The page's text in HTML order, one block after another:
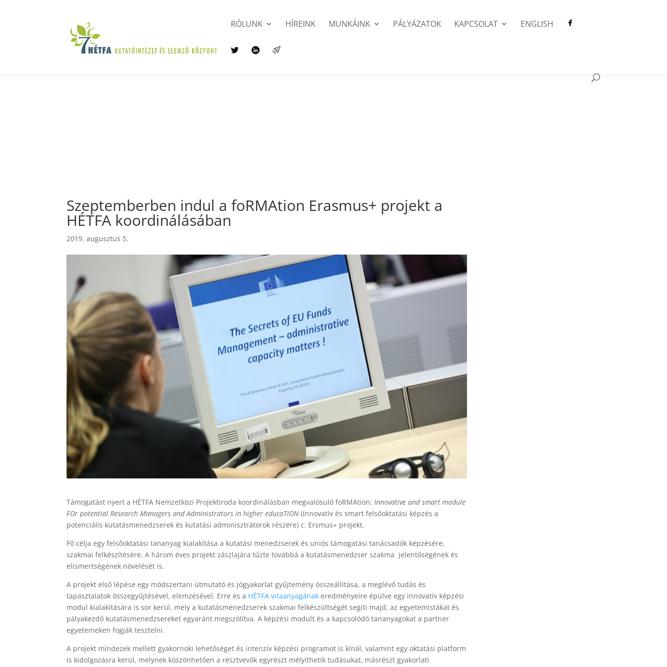
RÓLUNK HÍREINK MUNKÁINK PÁLYÁZATOK KAPCSOLAT ENGLISH
Szeptemberben indul a foRMAtion Erasmus+ projekt a
HÉTFA koordinálásában
2019. augusztus 5.
Támogatást nyert a HÉTFA Nemzetközi Projektiroda koordinálásban megvalósuló foRMAtion:Innovative and smart module
FOr potential Research Managers and Administrators in higher educaTION (Innovatív és smart felsőoktatási képzés a
potenciális kutatásmenedzserek és kutatási adminisztrátorok részére) c. Ersmus+ projekt.
Fő célja egy felsőoktatási tananyag kialakítása a kutatási menedzserek és uniós támogatási tanácsadók képzésére,
szakmai felkészítésére. A három éves projekt zászlajára tűzte továbbá a kutatásmenedzser szakma jelentőségének és
elismertségének növelését is.
A projekt első lépése egy módszertani útmutató és jógyakorlat gyűjtemény összeállítása, a meglévő tudás és
tapasztalatok összegyűjtésével, elemzésével. Erre és a HÉTFA vitaanyagának eredményeire épülve egy innovatív képzési
modul kialakítására is sor kerül, mely a kutatásmenedzserek szakmai felkészültségét segíti majd, az egyetemistákat és
pályakezdő kutatásmenedzsereket egyaránt megszólítva. A képzési modult és a kapcsolódó tananyagokat a partner
egyetemeken fogják tesztelni.
A projekt mindezek mellett gyakornoki lehetőséget és intenzív képzési programot is kínál, valamint egy oktatási platform
is kidolgozásra kerül, melynek köszönhetően a résztvevők egyrészt mélyíthetik tudásukat, másrészt gyakorlati